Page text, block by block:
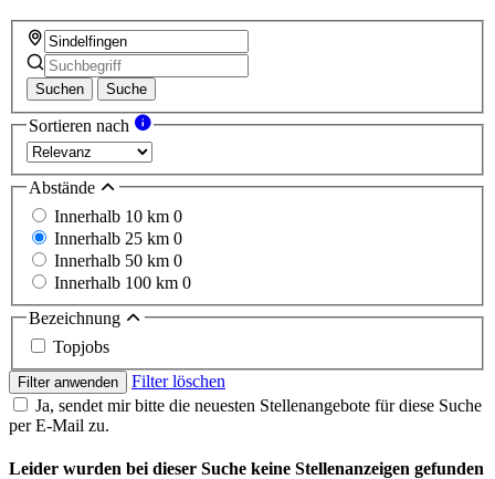
Suchen Suche
Sortieren nach
Abstände
Innerhalb 10 km 0
Innerhalb 25 km 0
Innerhalb 50 km 0
Innerhalb 100 km 0
Bezeichnung
Topjobs
Filter anwenden
Filter löschen
Ja, sendet mir bitte die neuesten Stellenangebote für diese Suche
per E-Mail zu.
Leider wurden bei dieser Suche keine Stellenanzeigen gefunden